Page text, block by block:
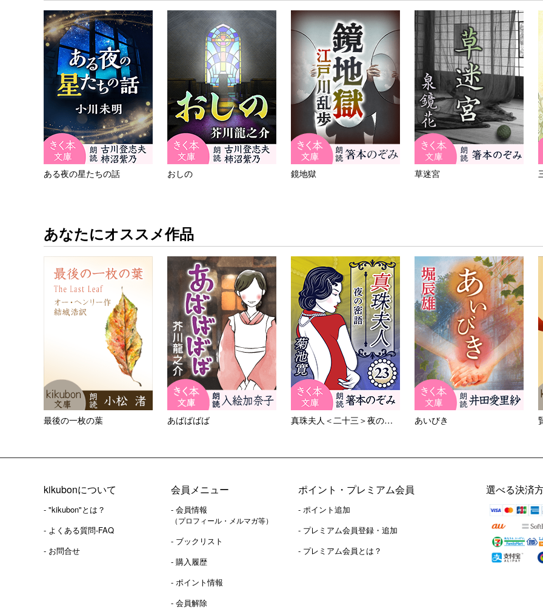
ある夜の星たちの話 おしの 鏡地獄 草迷宮
あなたにオススメ作品
最後の一枚の葉 あばばばば 真珠夫人＜二十三＞夜の密語 あいびき
kikubonについて
- "kikubon"とは？
- よくある質問-FAQ
- お問合せ
会員メニュー
- 会員情報
（プロフィール・メルマガ等）
- ブックリスト
- 購入履歴
- ポイント情報
- 会員解除
ポイント・プレミアム会員
- ポイント追加
- プレミアム会員登録・追加
- プレミアム会員とは？
選べる決済